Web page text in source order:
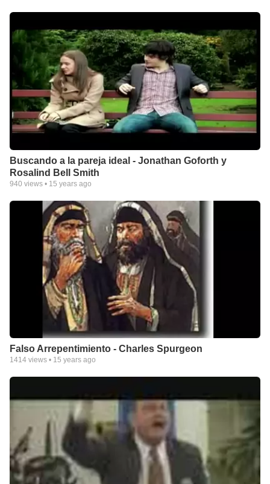
Buscando a la pareja ideal - Jonathan Goforth y
Rosalind Bell Smith
940 views • 15 years ago
Falso Arrepentimiento - Charles Spurgeon
1414 views • 15 years ago